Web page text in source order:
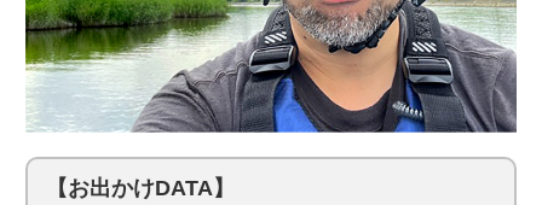
【お出かけDATA】